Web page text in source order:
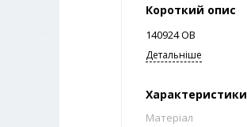
Короткий опис
140924 ОВ
Детальніше
Характеристики
Матеріал